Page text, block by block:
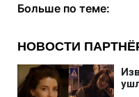
Больше по теме: